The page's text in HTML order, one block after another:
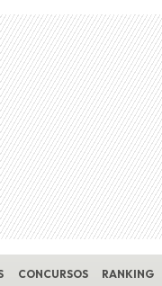
CONCURSOS RANKING